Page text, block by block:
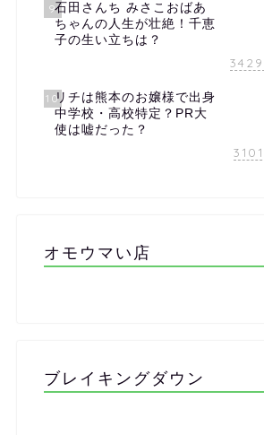
9石田さんち みさこおばあ
ちゃんの人生が壮絶！千恵
子の生い立ちは？
3429
10リチは熊本のお嬢様で出身
中学校・高校特定？PR大
使は嘘だった？
3101
オモウマい店
ブレイキングダウン